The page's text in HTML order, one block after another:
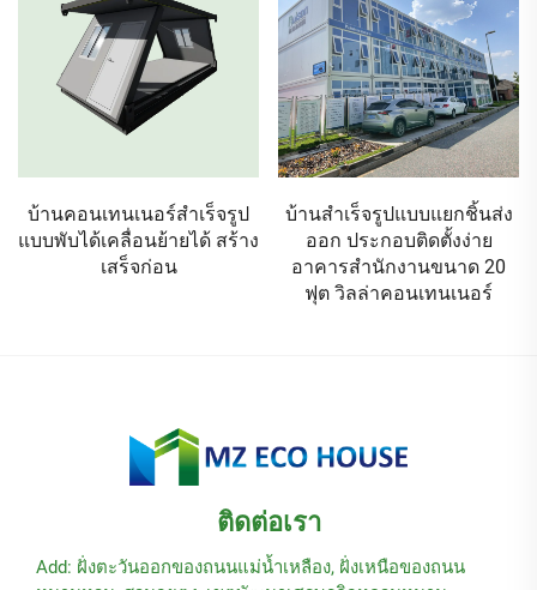
บ้านสำเร็จรูปแบบแยกชิ้นส่ง
ออก ประกอบติดตั้งง่าย
อาคารสำนักงานขนาด 20
ห้องน้ำสำเร็จรูปเคลื่อนที่
สำหรับสถานการณ์ฉุกเฉิน
และการกู้ภัยภัยพิบัติ
ติดต่อเรา
Add: ฝั่งตะวันออกของถนนแม่น้ำเหลือง, ฝั่งเหนือของถนน